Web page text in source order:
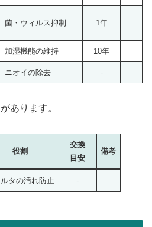
菌・ウィルス抑制 1年
加湿機能の維持 10年
ニオイの除去 -
あります。
役割
交換
目安
備考
タの汚れ防止 -